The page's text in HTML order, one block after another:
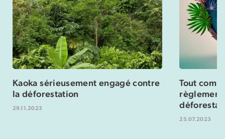
Kaoka sérieusement engagé contre
la déforestation
29.11.2023
Tout
25.07.2023